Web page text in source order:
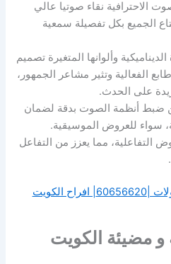
الاحترافية نقاء صوتيا عالي
الجميع بكل تفصيلة سمعية
وألوانها المتغيرة تصميم
الفعالية وتثير مشاعر الجمهور،
على الحدث.
ضبط أنظمة الصوت بدقة لضمان
سواء للعروض الموسيقية.
التفاعلية، مما يعزز من التفاعل
الكويت
و مضيئة الكويت